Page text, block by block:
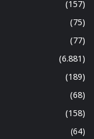
(157)
(75)
(77)
(6.881)
(189)
(68)
(158)
(64)